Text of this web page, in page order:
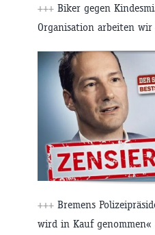
+++ Biker gegen
Organisation arbeiten
+++ Bremens
wird in Kauf genommen«